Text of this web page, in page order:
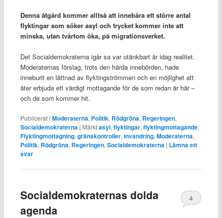
Denna åtgärd kommer alltså att innebära ett större antal
flyktingar som söker asyl och trycket kommer inte att
minska, utan tvärtom öka, på migrationsverket.
Det Socialdemokraterna igår sa var otänkbart är idag realitet.
Moderaternas förslag, trots den hårda innebörden, hade
inneburit en lättnad av flyktingströmmen och en möjlighet att
åter erbjuda ett värdigt mottagande för de som redan är här –
och de som kommer hit.
Publicerat i Moderaterna, Politik, Rödgröna, Regeringen,
Socialdemokraterna | Märktasyl,flyktingar,flyktingmottagande,
Flyktingmottagning,gränskontroller,invandring,Moderaterna,
Politik, Rödgröna, Regeringen,Socialdemokraterna | Lämna ett
svar
Socialdemokraternas dolda
agenda
4